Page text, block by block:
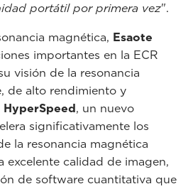
portátil por primera vez".
magnética, Esaote
importantes en la ECR
visión de la resonancia
de alto rendimiento y
HyperSpeed, un nuevo
significativamente los
la resonancia magnética
excelente calidad de imagen,
de software cuantitativa que